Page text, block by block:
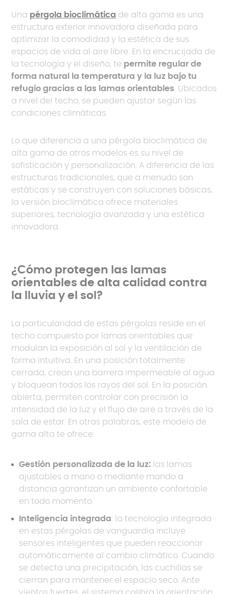
Una pérgola bioclimática de alta gama es una
estructura exterior innovadora diseñada para
optimizar la comodidad y la estética de sus
espacios de vida al aire libre. En la encrucijada de
la tecnología y el diseño, te permite regular de
forma natural la temperatura y la luz bajo tu
refugio gracias a las lamas orientables. Ubicados
a nivel del techo, se pueden ajustar según las
condiciones climáticas.
Lo que diferencia a una pérgola bioclimática de
alta gama de otros modelos es su nivel de
sofisticación y personalización. A diferencia de las
estructuras tradicionales, que a menudo son
estáticas y se construyen con soluciones básicas,
la versión bioclimática ofrece materiales
superiores, tecnología avanzada y una estética
innovadora.
¿Cómo protegen las lamas
orientables de alta calidad contra
la lluvia y el sol?
La particularidad de estas pérgolas reside en el
techo compuesto por lamas orientables que
modulan la exposición al sol y la ventilación de
forma intuitiva. En una posición totalmente
cerrada, crean una barrera impermeable al agua
y bloquean todos los rayos del sol. En la posición
abierta, permiten controlar con precisión la
intensidad de la luz y el flujo de aire a través de la
sala de estar. En otras palabras, este modelo de
gama alta te ofrece:
Gestión personalizada de la luz: las lamas
ajustables a mano o mediante mando a
distancia garantizan un ambiente confortable
en todo momento.
Inteligencia integrada: la tecnología integrada
en estas pérgolas de vanguardia incluye
sensores inteligentes que pueden reaccionar
automáticamente al cambio climático. Cuando
se detecta una precipitación, las cuchillas se
cierran para mantener el espacio seco. Ante